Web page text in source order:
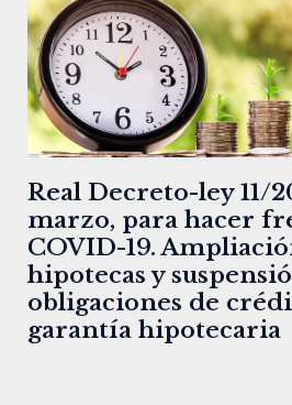
Real Decreto-ley 11/
marzo, para hacer
COVID-19.
hipotecas y
obligaciones de
garantía hipotecaria